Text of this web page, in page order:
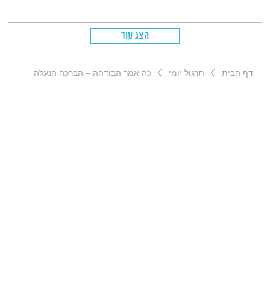
הצג עוד
דף הבית תרגול יומי כה אמר הבודהה – הברכה הנעלה